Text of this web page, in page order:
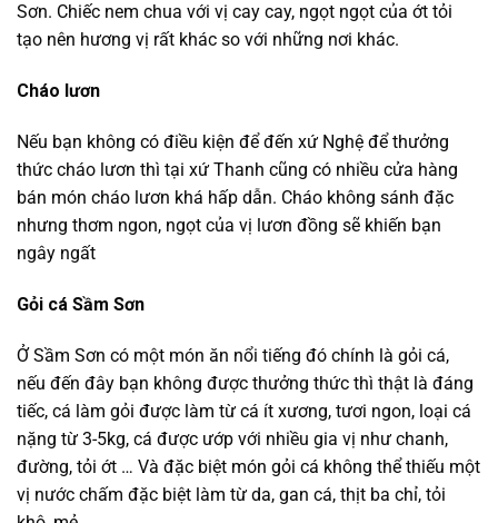
Sơn. Chiếc nem chua với vị cay cay, ngọt ngọt của ớt tỏi
tạo nên hương vị rất khác so với những nơi khác.
Cháo lươn
Nếu bạn không có điều kiện để đến xứ Nghệ để thưởng
thức cháo lươn thì tại xứ Thanh cũng có nhiều cửa hàng
bán món cháo lươn khá hấp dẫn. Cháo không sánh đặc
nhưng thơm ngon, ngọt của vị lươn đồng sẽ khiến bạn
ngây ngất
Gỏi cá Sầm Sơn
Ở Sầm Sơn có một món ăn nổi tiếng đó chính là gỏi cá,
nếu đến đây bạn không được thưởng thức thì thật là đáng
tiếc, cá làm gỏi được làm từ cá ít xương, tươi ngon, loại cá
nặng từ 3-5kg, cá được ướp với nhiều gia vị như chanh,
đường, tỏi ớt … Và đặc biệt món gỏi cá không thể thiếu một
vị nước chấm đặc biệt làm từ da, gan cá, thịt ba chỉ, tỏi